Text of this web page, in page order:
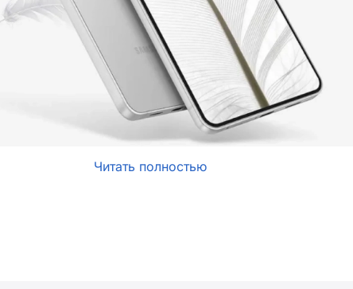
Читать полностью